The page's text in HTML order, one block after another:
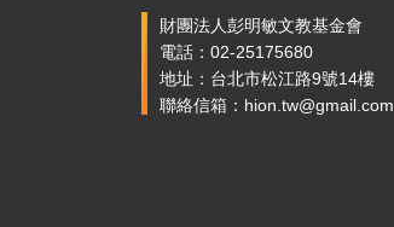
財團法人彭明敏文教基金會
電話：02-25175680
地址：台北市松江路9號14樓
聯絡信箱：hion.tw@gmail.com